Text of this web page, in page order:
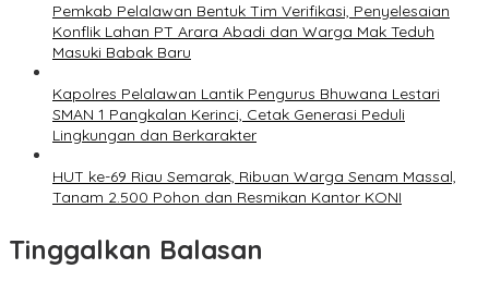
Pemkab Pelalawan Bentuk Tim Verifikasi, Penyelesaian
Konflik Lahan PT Arara Abadi dan Warga Mak Teduh
Masuki Babak Baru
Kapolres Pelalawan Lantik Pengurus Bhuwana Lestari
SMAN 1 Pangkalan Kerinci, Cetak Generasi Peduli
Lingkungan dan Berkarakter
HUT ke-69 Riau Semarak, Ribuan Warga Senam Massal,
Tanam 2.500 Pohon dan Resmikan Kantor KONI
Tinggalkan Balasan